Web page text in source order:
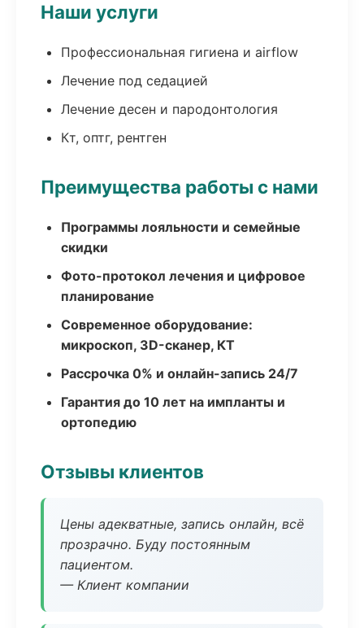
Наши услуги
Профессиональная гигиена и airflow
Лечение под седацией
Лечение десен и пародонтология
Кт, оптг, рентген
Преимущества работы с нами
Программы лояльности и семейные
скидки
Фото-протокол лечения и цифровое
планирование
Современное оборудование:
микроскоп, 3D-сканер, КТ
Рассрочка 0% и онлайн-запись 24/7
Гарантия до 10 лет на импланты и
ортопедию
Отзывы клиентов
Цены адекватные, запись онлайн, всё
прозрачно. Буду постоянным
пациентом.
— Клиент компании